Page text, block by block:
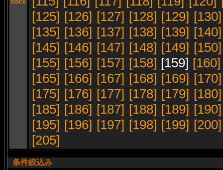
[125] [126] [127] [128] [129] [130]
[135] [136] [137] [138] [139] [140]
[145] [146] [147] [148] [149] [150]
[155] [156] [157] [158] [159] [160]
[165] [166] [167] [168] [169] [170]
[175] [176] [177] [178] [179] [180]
[185] [186] [187] [188] [189] [190]
[195] [196] [197] [198] [199] [200]
[205]
条件絞込み